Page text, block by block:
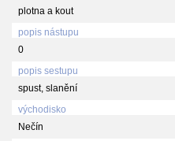
plotna a kout
popis nástupu
0
popis sestupu
spust, slanění
východisko
Nečín